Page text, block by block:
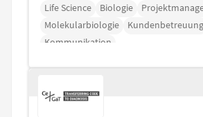
Life Science Biologie
Molekularbiologie
Kundenbetreuung
Kommunikation